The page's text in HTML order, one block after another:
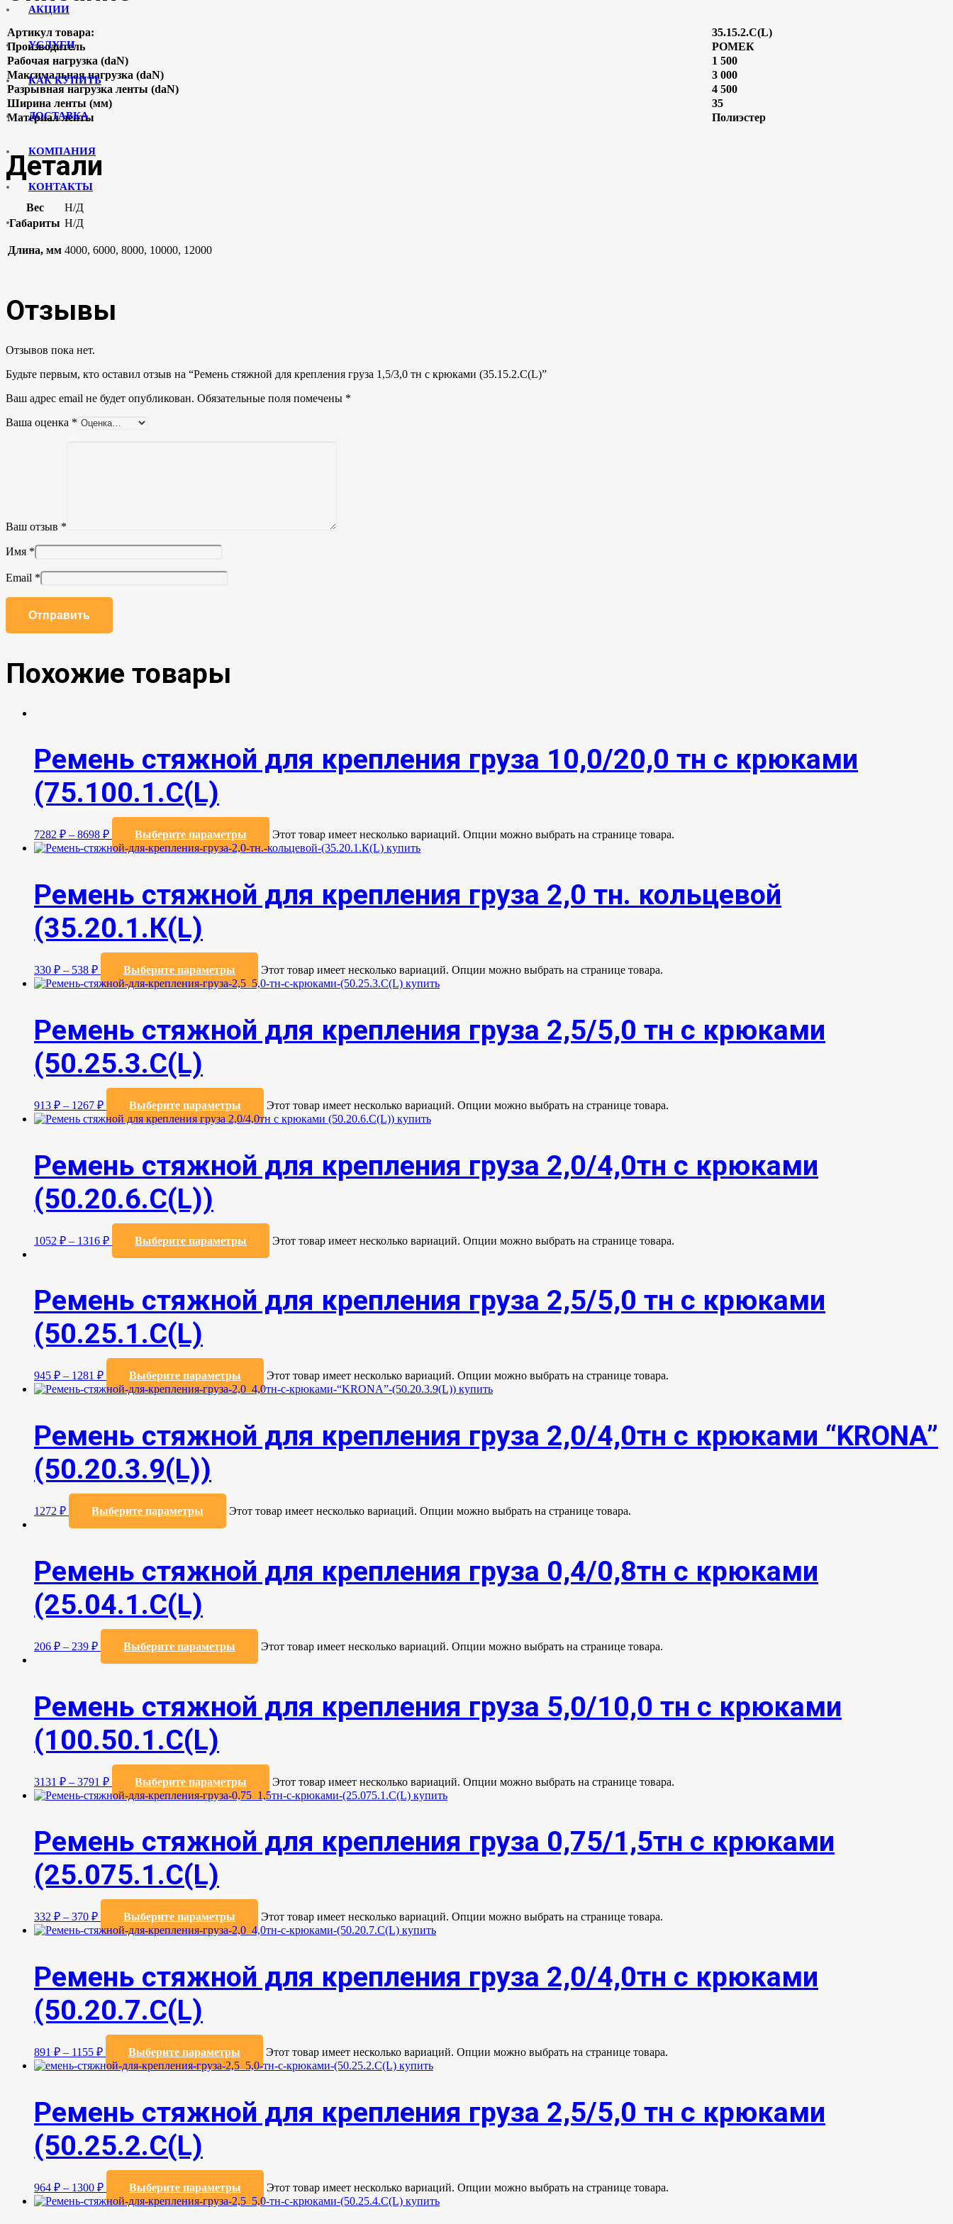
АКЦИИ
УСЛУГИ
КАК КУПИТЬ
ДОСТАВКА
КОМПАНИЯ
КОНТАКТЫ
Артикул товара:
35.15.2.С(L)
Производитель
РОМЕК
Рабочая нагрузка (daN)
1 500
Максимальная нагрузка (daN)
3 000
Разрывная нагрузка ленты (daN)
4 500
Ширина ленты (мм)
35
Материал ленты
Полиэстер
Детали
Вес
Н/Д
Габариты Н/Д
Длина, мм 4000, 6000, 8000, 10000, 12000
Отзывы
Отзывов пока нет.
Будьте первым, кто оставил отзыв на “Ремень стяжной для крепления груза 1,5/3,0 тн с крюками (35.15.2.С(L)”
Ваш адрес email не будет опубликован. Обязательные поля помечены *
Ваша оценка *
Ваш отзыв *
Имя *
Email *
Похожие товары
Ремень стяжной для крепления груза 10,0/20,0 тн с крюками
(75.100.1.C(L)
7282 ₽ – 8698 ₽ Выберите параметры Этот товар имеет несколько вариаций. Опции можно выбрать на странице товара.
Ремень стяжной для крепления груза 2,0 тн. кольцевой
(35.20.1.К(L)
330 ₽ – 538 ₽ Выберите параметры Этот товар имеет несколько вариаций. Опции можно выбрать на странице товара.
Ремень стяжной для крепления груза 2,5/5,0 тн с крюками
(50.25.3.C(L)
913 ₽ – 1267 ₽ Выберите параметры Этот товар имеет несколько вариаций. Опции можно выбрать на странице товара.
Ремень стяжной для крепления груза 2,0/4,0тн с крюками
(50.20.6.C(L))
1052 ₽ – 1316 ₽ Выберите параметры Этот товар имеет несколько вариаций. Опции можно выбрать на странице товара.
Ремень стяжной для крепления груза 2,5/5,0 тн с крюками
(50.25.1.С(L)
945 ₽ – 1281 ₽ Выберите параметры Этот товар имеет несколько вариаций. Опции можно выбрать на странице товара.
Ремень стяжной для крепления груза 2,0/4,0тн с крюками “KRONA”
(50.20.3.9(L))
1272 ₽ Выберите параметры Этот товар имеет несколько вариаций. Опции можно выбрать на странице товара.
Ремень стяжной для крепления груза 0,4/0,8тн с крюками
(25.04.1.С(L)
206 ₽ – 239 ₽ Выберите параметры Этот товар имеет несколько вариаций. Опции можно выбрать на странице товара.
Ремень стяжной для крепления груза 5,0/10,0 тн с крюками
(100.50.1.С(L)
3131 ₽ – 3791 ₽ Выберите параметры Этот товар имеет несколько вариаций. Опции можно выбрать на странице товара.
Ремень стяжной для крепления груза 0,75/1,5тн с крюками
(25.075.1.С(L)
332 ₽ – 370 ₽ Выберите параметры Этот товар имеет несколько вариаций. Опции можно выбрать на странице товара.
Ремень стяжной для крепления груза 2,0/4,0тн с крюками
(50.20.7.C(L)
891 ₽ – 1155 ₽ Выберите параметры Этот товар имеет несколько вариаций. Опции можно выбрать на странице товара.
Ремень стяжной для крепления груза 2,5/5,0 тн с крюками
(50.25.2.C(L)
964 ₽ – 1300 ₽ Выберите параметры Этот товар имеет несколько вариаций. Опции можно выбрать на странице товара.